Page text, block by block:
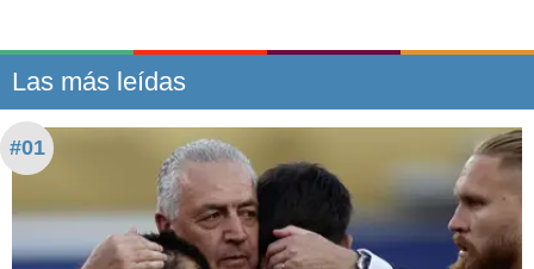
Las más leídas
#01